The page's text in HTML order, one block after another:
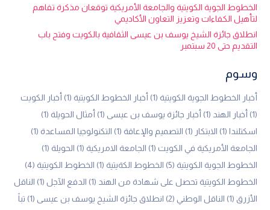
الخطوط الجوية الكويتية والجامعة الأمريكية توقعان مذكرة تفاهم
لتأهيل الكفاءات وتعزيز التعاون الأكاديمي
انطلاق جائزة الشيخ يوسف بن عيسى الثقافية بالكويت وفتح باب
التقديم حتى 20 سبتمبر
وسوم
أخبار الخطوط الجوية الكويتية (1) أخبار الخطوط الكويتية (1)
أخبار الكويت
(1)
أخبار الهند (1) أخبار جائزة يوسف بن عيسى (1) أمثال الحويلة (1)
اسكتلندا (1) الابتكار (1) التصميم والإعاقة (1) التكنولوجيا المساعدة (1)
الجامعة الأمريكية في الكويت (1) الجامعة الامريكية (1) الحويلة (1)
الخطوط الجوية الكويتية (5) الخطوط الكةيتية (1) الخطوط الكويتية (4)
الخطوط الكويتية تحصل على شهادة من الهند (1) الدفع الآجل (1)
الناقل
الأزرق (1) الناقل الوطني (2) انطلاق جائزة الشيخ يوسف بن عيسى (1)
تباً